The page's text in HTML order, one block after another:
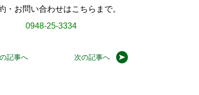
・お問い合わせはこちらまで。
0948-25-3334
記事へ 次の記事へ